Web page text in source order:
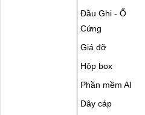
Đầu Ghi - Ổ
Cứng
Giá đỡ
Hộp box
Phần mềm AI
Dây cáp